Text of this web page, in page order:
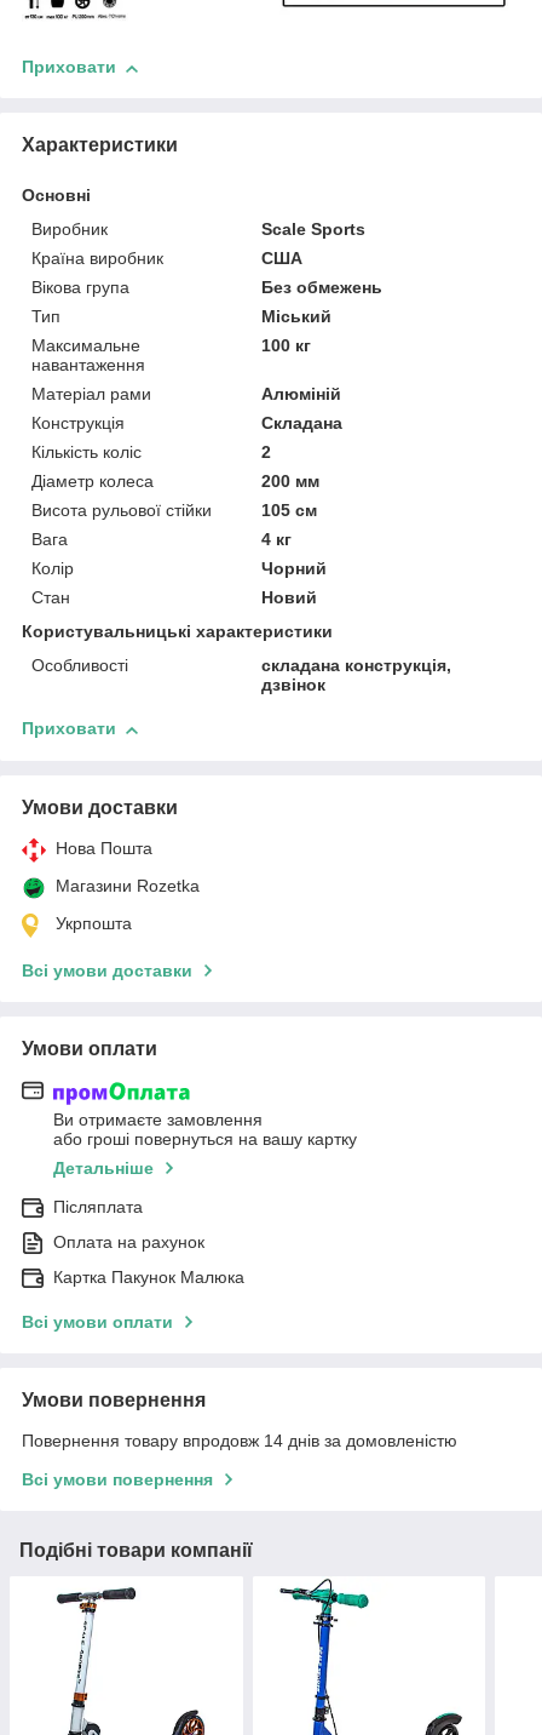
Приховати
Характеристики
Основні
Виробник
Scale Sports
Країна виробник
США
Вікова група
Без обмежень
Тип
Міський
Максимальне
навантаження
100 кг
Матеріал рами
Алюміній
Конструкція
Складана
Кількість коліс
2
Діаметр колеса
200 мм
Висота рульової стійки
105 см
Вага
4 кг
Колір
Чорний
Стан
Новий
Користувальницькі характеристики
Особливості
складана конструкція,
дзвінок
Приховати
Умови доставки
Нова Пошта
Магазини Rozetka
Укрпошта
Всі умови доставки
Умови оплати
Ви отримаєте замовлення
або гроші повернуться на вашу картку
Детальніше
Післяплата
Оплата на рахунок
Картка Пакунок Малюка
Всі умови оплати
Умови повернення
Повернення товару впродовж 14 днів за домовленістю
Всі умови повернення
Подібні товари компанії